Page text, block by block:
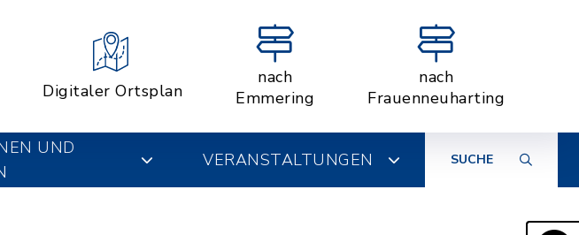
Digitaler Ortsplan
nach
Emmering
nach
Frauenneuharting
UND
VERANSTALTUNGEN SUCHE